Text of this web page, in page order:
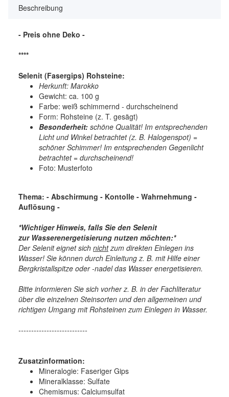
Beschreibung
- Preis ohne Deko -
****
Selenit (Fasergips) Rohsteine:
Herkunft: Marokko
Gewicht: ca. 100 g
Farbe: weiß schimmernd - durchscheinend
Form: Rohsteine (z. T. gesägt)
Besonderheit: schöne Qualität! Im entsprechenden
Licht und Winkel betrachtet (z. B. Halogenspot) =
schöner Schimmer! Im entsprechenden Gegenlicht
betrachtet = durchscheinend!
Foto: Musterfoto
Thema: - Abschirmung - Kontolle - Wahrnehmung -
Auflösung -
*Wichtiger Hinweis, falls Sie den Selenit
zur Wasserenergetisierung nutzen möchten:*
Der Selenit eignet sich nichtzum direkten Einlegen ins
Wasser! Sie können durch Einleitung z. B. mit Hilfe einer
Bergkristallspitze oder -nadel das Wasser energetisieren.
Bitte informieren Sie sich vorher z. B. in der Fachliteratur
über die einzelnen Steinsorten und den allgemeinen und
richtigen Umgang mit Rohsteinen zum Einlegen in Wasser.
---------------------------
Zusatzinformation:
Mineralogie: Faseriger Gips
Mineralklasse: Sulfate
Chemismus: Calciumsulfat